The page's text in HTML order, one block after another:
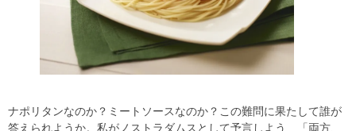
ナポリタンなのか？ミートソースなのか？この難問に果たして誰が
答えられようか。私がノストラダムスとして予言しよう…「両方、